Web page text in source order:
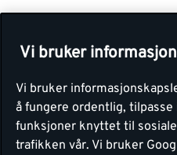
Vi bruker
Vi bruker
å fungere ordentlig,
funksjoner knyttet til
trafikken vår. Vi bruker